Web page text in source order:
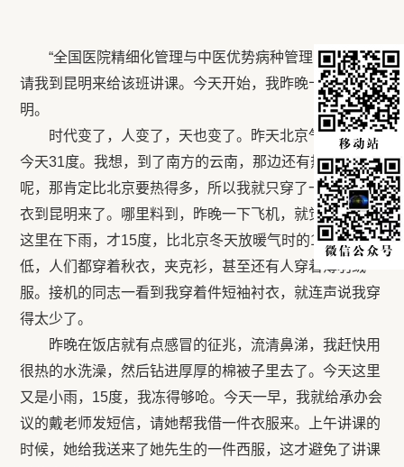
“全国医院精细化管理与中医优势病种管理学习班”邀
请我到昆明来给该班讲课。今天开始，我昨晚十点飞到昆
明。
时代变了，人变了，天也变了。昨天北京气温30度，
今天31度。我想，到了南方的云南，那边还有热带雨林
呢，那肯定比北京要热得多，所以我就只穿了一件短袖衬
衣到昆明来了。哪里料到，昨晚一下飞机，就觉得很冷，
这里在下雨，才15度，比北京冬天放暖气时的18度还要
低，人们都穿着秋衣，夹克衫，甚至还有人穿着薄羽绒
服。接机的同志一看到我穿着件短袖衬衣，就连声说我穿
得太少了。
昨晚在饭店就有点感冒的征兆，流清鼻涕，我赶快用
很热的水洗澡，然后钻进厚厚的棉被子里去了。今天这里
又是小雨，15度，我冻得够呛。今天一早，我就给承办会
议的戴老师发短信，请她帮我借一件衣服来。上午讲课的
时候，她给我送来了她先生的一件西服，这才避免了讲课